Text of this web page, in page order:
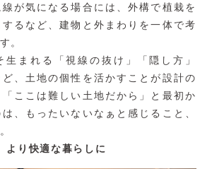
が気になる場合には、外構で植栽を
るなど、建物と外まわりを一体で考
。
生まれる「視線の抜け」「隠し方」
ど、土地の個性を活かすことが設計の
ここは難しい土地だから」と最初か
、もったいないなぁと感じること、
より快適な暮らしに